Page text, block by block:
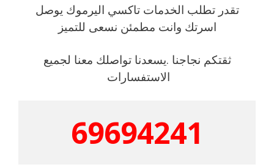
تقدر تطلب الخدمات تاكسي اليرموك يوصل
اسرتك وانت مطمئن نسعى للتميز
ثقتكم نجاجنا .يسعدنا تواصلك معنا لجميع
الاستفسارات
69694241